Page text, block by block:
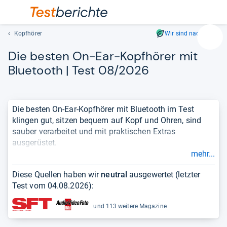
Geben
und
lassen
sich
Kopfhörer Wir sind nachhaltig
Die bes­ten On-​Ear-​Kopf­hö­rer mit
Blue­tooth | Test 08/2026
Die besten On-Ear-Kopfhörer mit Bluetooth im Test
klingen gut, sitzen bequem auf Kopf und Ohren, sind
sauber verarbeitet und mit praktischen Extras
ausgerüstet.
die Ohren, bei On-Ear-Kopfhörern liegen siedirekt auf
den Ohren. Kopfhörer dieser zuletzt genannten Machart
geschlossen gebaut, sodass keine Töne nach außen
dringen und die Umgebung gleichzeitig gut
mehr...
Diese Quellen haben wir neutral ausgewertet (letzter
Test vom 04.08.2026):
und 113 weitere Magazine